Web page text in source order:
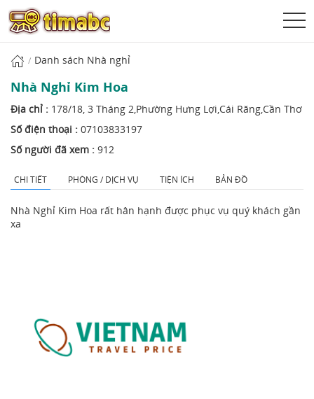
Danh sách Nhà nghỉ
Nhà Nghỉ Kim Hoa
Địa chỉ : 178/18, 3 Tháng 2,Phường Hưng Lợi,Cái Răng,Cần Thơ
Số điện thoại : 07103833197
Số người đã xem : 912
CHI TIẾT PHÒNG / DỊCH VỤ TIỆN ÍCH BẢN ĐỒ
Nhà Nghỉ Kim Hoa rất hân hạnh được phục vụ quý khách gần
xa